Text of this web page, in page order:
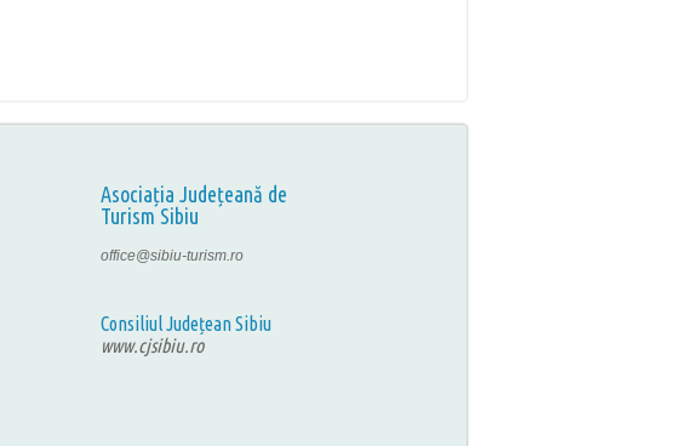
Asociația Județeană de
Turism Sibiu
office@sibiu-turism.ro
Consiliul Județean Sibiu
www.cjsibiu.ro